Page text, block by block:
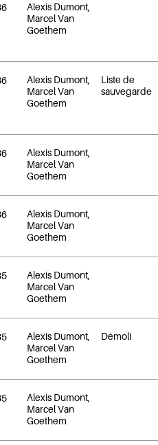
Alexis Dumont,
Marcel Van
Goethem
Alexis Dumont,
Marcel Van
Goethem
Liste de
sauvegarde
Alexis Dumont,
Marcel Van
Goethem
Alexis Dumont,
Marcel Van
Goethem
Alexis Dumont,
Marcel Van
Goethem
Alexis Dumont,
Marcel Van
Goethem
Démoli
Alexis Dumont,
Marcel Van
Goethem